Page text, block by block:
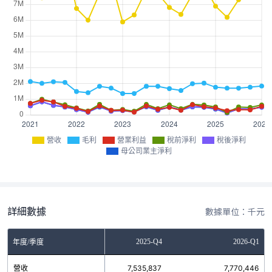
營收 毛利 營業利益 稅前淨利
稅後淨利
母公司業主淨利
詳細數據 數據單位：千元
年度/季度2025-Q3 2025-Q4 2026-Q1
營收 7,535,837 7,770,446